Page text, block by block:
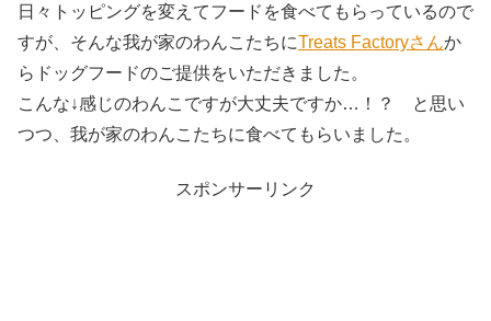
日々トッピングを変えてフードを食べてもらっているので
すが、そんな我が家のわんこたちにTreats Factoryさんか
らドッグフードのご提供をいただきました。
こんな↓感じのわんこですが大丈夫ですか…！？ と思い
つつ、我が家のわんこたちに食べてもらいました。
スポンサーリンク